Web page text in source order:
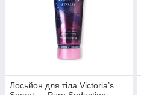
Лосьйон для тіла Victoria’s